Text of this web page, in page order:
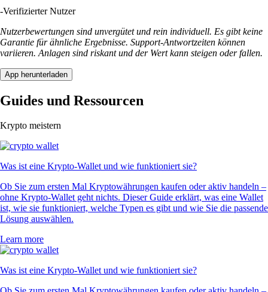
-Verifizierter Nutzer
Nutzerbewertungen sind unvergütet und rein individuell. Es gibt keine
Garantie für ähnliche Ergebnisse. Support-Antwortzeiten können
variieren. Anlagen sind riskant und der Wert kann steigen oder fallen.
App herunterladen
Guides und Ressourcen
Krypto meistern
Was ist eine Krypto-Wallet und wie funktioniert sie?
Ob Sie zum ersten Mal Kryptowährungen kaufen oder aktiv handeln –
ohne Krypto-Wallet geht nichts. Dieser Guide erklärt, was eine Wallet
ist, wie sie funktioniert, welche Typen es gibt und wie Sie die passende
Lösung auswählen.
Learn more
Was ist eine Krypto-Wallet und wie funktioniert sie?